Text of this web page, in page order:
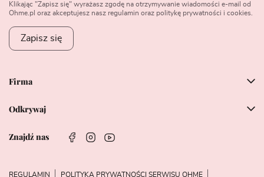
Firma
Odkrywaj
Znajdź nas
Klikając "Zapisz się" wyrażasz zgodę na otrzymywanie wiadomości e-mail od
Ohme.pl oraz akceptujesz nasz regulamin oraz politykę prywatności i cookies.
Zapisz się
REGULAMIN POLITYKA PRYWATNOŚCI SERWISU OHME